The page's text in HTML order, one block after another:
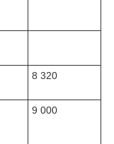
8 320
9 000